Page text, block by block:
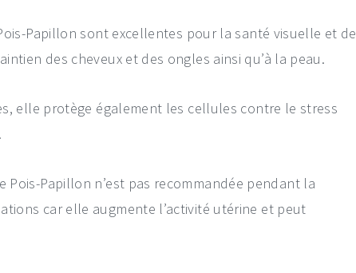
Papillon sont excellentes pour la santé visuelle et de
des cheveux et des ongles ainsi qu’à la peau.
elle protège également les cellules contre le stress
Papillon n’est pas recommandée pendant la
car elle augmente l’activité utérine et peut